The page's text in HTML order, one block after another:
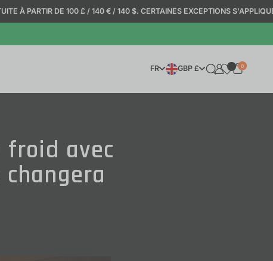
£ / 140 € / 140 $. CERTAINES EXCEPTIONS S'APPLIQUENT.|BÉNÉFICIEZ
CHOISIR LA LANGUE
FR CHOISIR LA DEVISE
GBP £ 0
froid avec